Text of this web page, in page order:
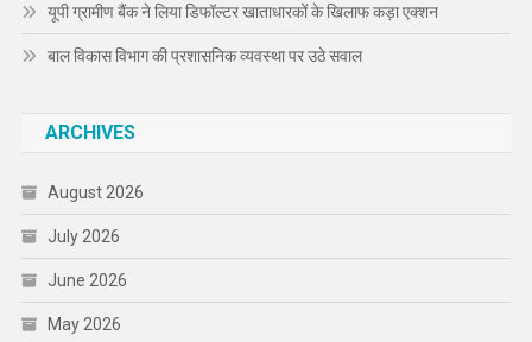
यूपी ग्रामीण बैंक ने लिया डिफॉल्टर खाताधारकों के खिलाफ कड़ा एक्शन
बाल विकास विभाग की प्रशासनिक व्यवस्था पर उठे सवाल
ARCHIVES
August 2026
July 2026
June 2026
May 2026